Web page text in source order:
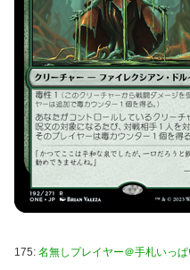
175: 名無しプレイヤー＠手札いっ